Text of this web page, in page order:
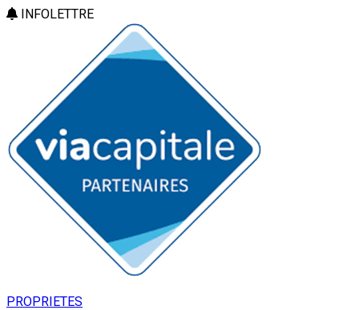
INFOLETTRE
PROPRIETES